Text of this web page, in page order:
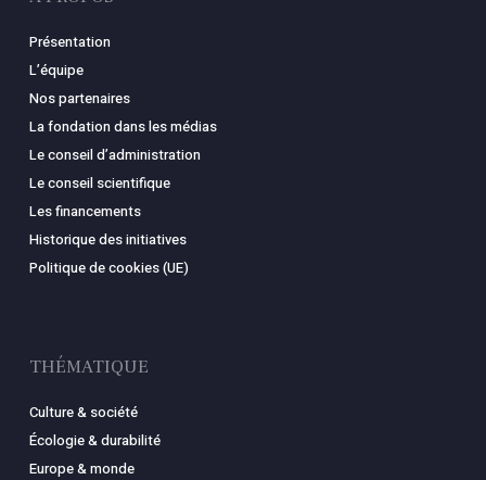
Présentation
L’équipe
Nos partenaires
La fondation dans les médias
Le conseil d’administration
Le conseil scientifique
Les financements
Historique des initiatives
Politique de cookies (UE)
THÉMATIQUE
Culture & société
Écologie & durabilité
Europe & monde